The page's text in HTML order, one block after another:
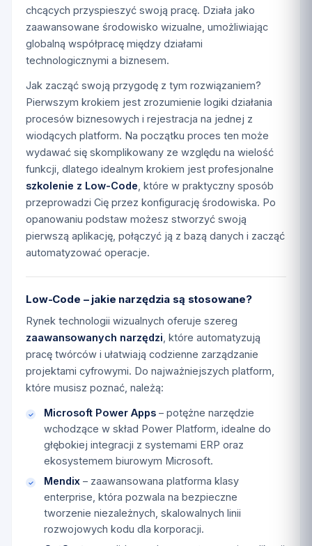
chcących przyspieszyć swoją pracę. Działa jako
zaawansowane środowisko wizualne, umożliwiając
globalną współpracę między działami
technologicznymi a biznesem.
Jak zacząć swoją przygodę z tym rozwiązaniem?
Pierwszym krokiem jest zrozumienie logiki działania
procesów biznesowych i rejestracja na jednej z
wiodących platform. Na początku proces ten może
wydawać się skomplikowany ze względu na wielość
funkcji, dlatego idealnym krokiem jest profesjonalne
szkolenie z Low-Code , które w praktyczny sposób
przeprowadzi Cię przez konfigurację środowiska. Po
opanowaniu podstaw możesz stworzyć swoją
pierwszą aplikację, połączyć ją z bazą danych i zacząć
automatyzować operacje.
Low-Code – jakie narzędzia są stosowane?
Rynek technologii wizualnych oferuje szereg
zaawansowanych narzędzi , które automatyzują
pracę twórców i ułatwiają codzienne zarządzanie
projektami cyfrowymi. Do najważniejszych platform,
które musisz poznać, należą:
Microsoft Power Apps – potężne narzędzie
wchodzące w skład Power Platform, idealne do
głębokiej integracji z systemami ERP oraz
ekosystemem biurowym Microsoft.
Mendix – zaawansowana platforma klasy
enterprise, która pozwala na bezpieczne
tworzenie niezależnych, skalowalnych linii
rozwojowych kodu dla korporacji.